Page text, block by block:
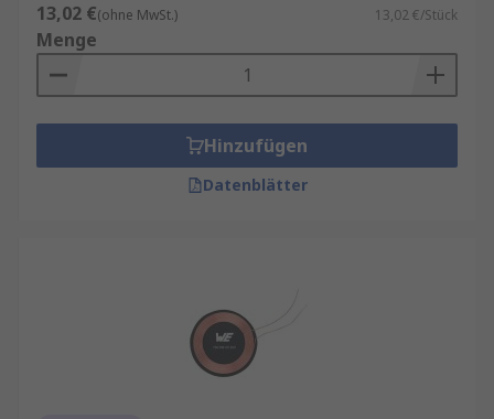
13,02 €(ohne MwSt.) 13,02 €/Stück
Menge
Hinzufügen
Datenblätter